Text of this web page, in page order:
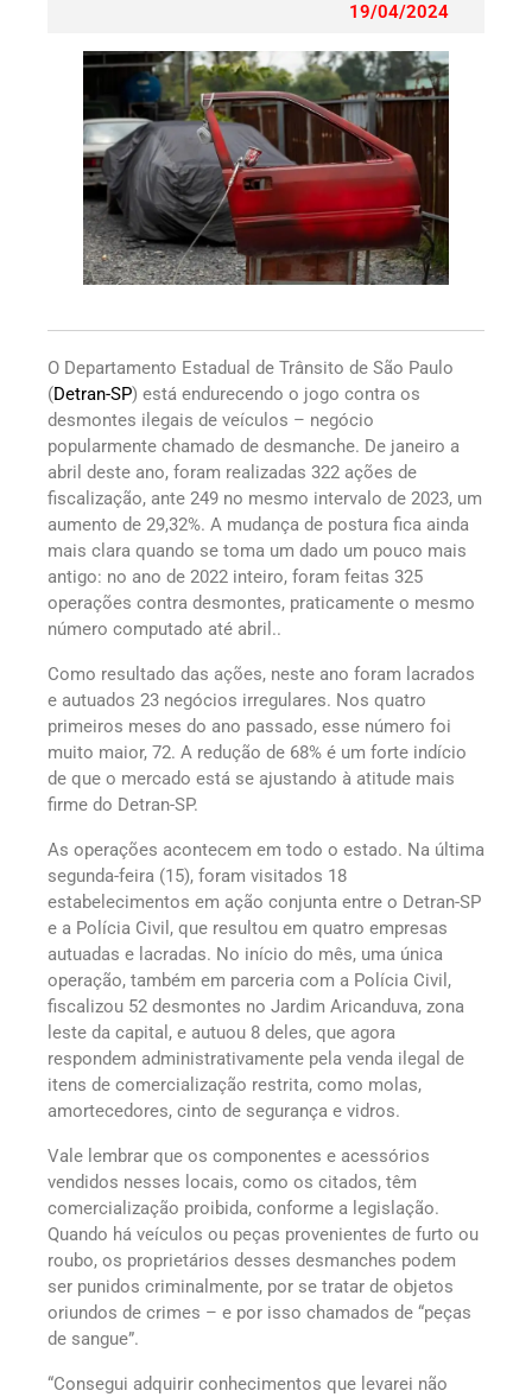
19/04/2024
O Departamento Estadual de Trânsito de São Paulo
(Detran-SP) está endurecendo o jogo contra os
desmontes ilegais de veículos – negócio
popularmente chamado de desmanche. De janeiro a
abril deste ano, foram realizadas 322 ações de
fiscalização, ante 249 no mesmo intervalo de 2023, um
aumento de 29,32%. A mudança de postura fica ainda
mais clara quando se toma um dado um pouco mais
antigo: no ano de 2022 inteiro, foram feitas 325
operações contra desmontes, praticamente o mesmo
número computado até abril..
Como resultado das ações, neste ano foram lacrados
e autuados 23 negócios irregulares. Nos quatro
primeiros meses do ano passado, esse número foi
muito maior, 72. A redução de 68% é um forte indício
de que o mercado está se ajustando à atitude mais
firme do Detran-SP.
As operações acontecem em todo o estado. Na última
segunda-feira (15), foram visitados 18
estabelecimentos em ação conjunta entre o Detran-SP
e a Polícia Civil, que resultou em quatro empresas
autuadas e lacradas. No início do mês, uma única
operação, também em parceria com a Polícia Civil,
fiscalizou 52 desmontes no Jardim Aricanduva, zona
leste da capital, e autuou 8 deles, que agora
respondem administrativamente pela venda ilegal de
itens de comercialização restrita, como molas,
amortecedores, cinto de segurança e vidros.
Vale lembrar que os componentes e acessórios
vendidos nesses locais, como os citados, têm
comercialização proibida, conforme a legislação.
Quando há veículos ou peças provenientes de furto ou
roubo, os proprietários desses desmanches podem
ser punidos criminalmente, por se tratar de objetos
oriundos de crimes – e por isso chamados de “peças
de sangue”.
“Consegui adquirir conhecimentos que levarei não